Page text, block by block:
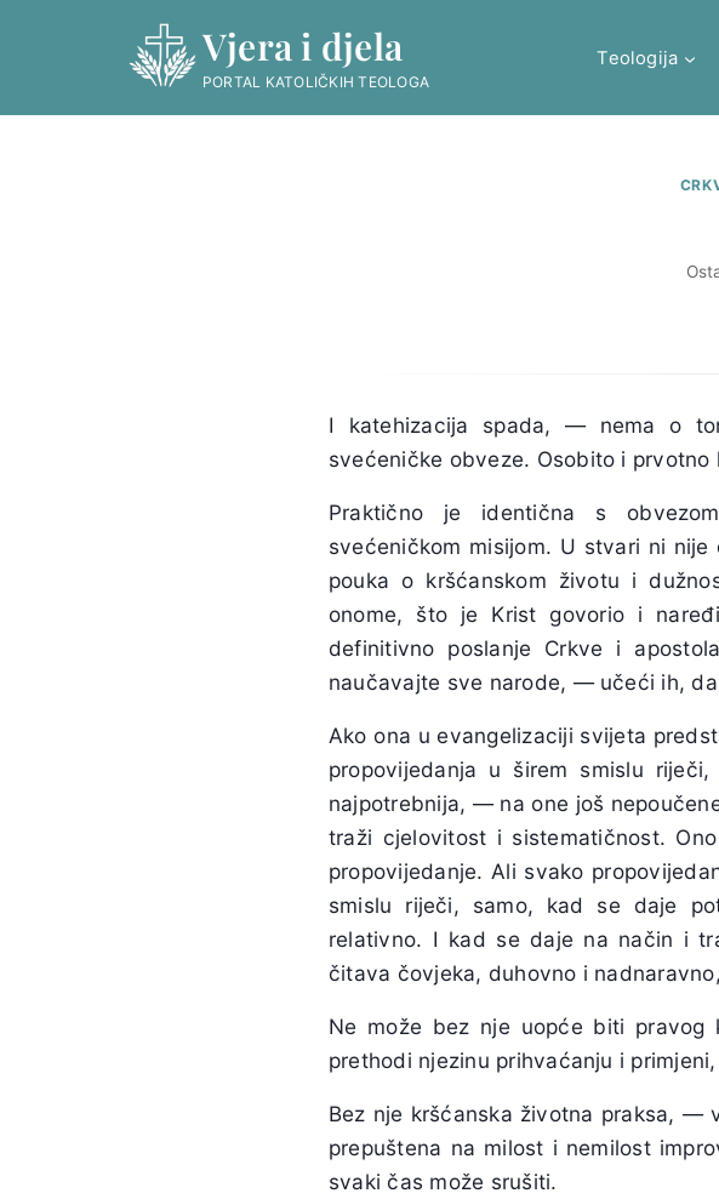
Vjera i djela
PORTAL KATOLIČKIH TEOLOGA
Teologija
I katehizacija spada, — nema o
svećeničke obveze. Osobito i
Praktično je identična s
svećeničkom misijom. U stvari ni
pouka o kršćanskom životu i
onome, što je Krist govorio i
definitivno poslanje Crkve i
naučavajte sve narode, — učeći ih,
Ako ona u evangelizaciji svijeta
propovijedanja u širem smislu
najpotrebnija, — na one još
traži cjelovitost i sistematičnost.
propovijedanje. Ali svako
smislu riječi, samo, kad se daje
relativno. I kad se daje na način i
čitava čovjeka, duhovno i
Ne može bez nje uopće biti pravog
prethodi njezinu prihvaćanju i
Bez nje kršćanska životna praksa, —
prepuštena na milost i nemilost
svaki čas može srušiti.